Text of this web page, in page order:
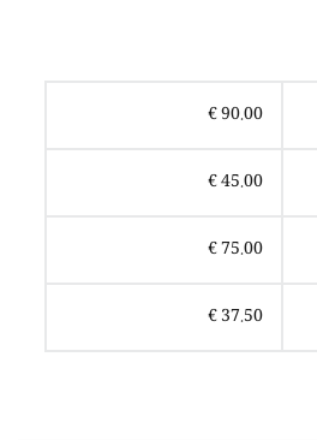
90.00 €
45.00 €
75.00 €
37.50 €